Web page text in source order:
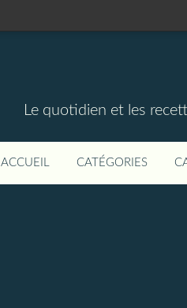
Le quotidien et les
ACCUEIL CATÉGORIES